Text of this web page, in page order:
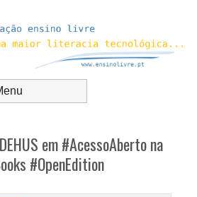
em #AcessoAberto na
#OpenEdition